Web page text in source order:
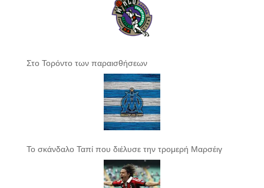
Στο Τορόντο των παραισθήσεων
Το σκάνδαλο Ταπί που διέλυσε την τρομερή Μαρσέιγ